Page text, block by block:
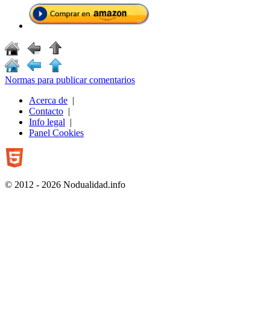
Normas para publicar comentarios
Acerca de |
Contacto |
Info legal |
Panel Cookies
© 2012 - 2026 Nodualidad.info